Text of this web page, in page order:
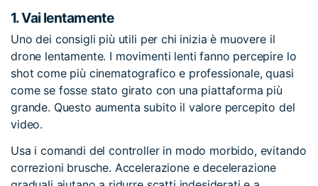
1.Vai lentamente
Uno dei consigli più utili per chi inizia è muovere il
drone lentamente. I movimenti lenti fanno percepire lo
shot come più cinematografico e professionale, quasi
come se fosse stato girato con una piattaforma più
grande. Questo aumenta subito il valore percepito del
video.
Usa i comandi del controller in modo morbido, evitando
correzioni brusche. Accelerazione e decelerazione